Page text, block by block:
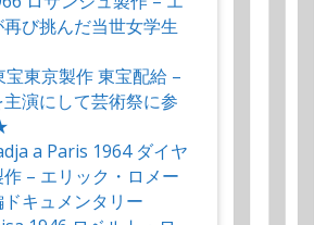
び挑んだ当世女学生
東京製作 東宝配給 –
演にして芸術祭に参
a Paris 1964 ダイヤ
– エリック・ロメー
キュメンタリー